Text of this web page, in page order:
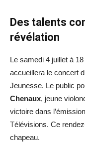
Des talents
révélation
Le samedi 4 juillet à
accueillera le concert
Jeunesse. Le public
Chenaux, jeune
victoire dans l’émission
Télévisions. Ce
chapeau.